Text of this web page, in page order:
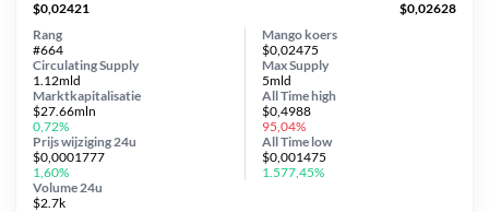
$0,02421
$0,02628
Mango koers
$0,02475
Circulating Supply
1.12mld
Prijs wijziging 24u
$0,0001777
1,60%
Max Supply
5mld
Marktkapitalisatie
$27.66mln
0,72%
Volume 24u
$2.7k
Rang
#664
All Timehigh
$0,4988
95,04%
All Time low
$0,001475
1.577,45%